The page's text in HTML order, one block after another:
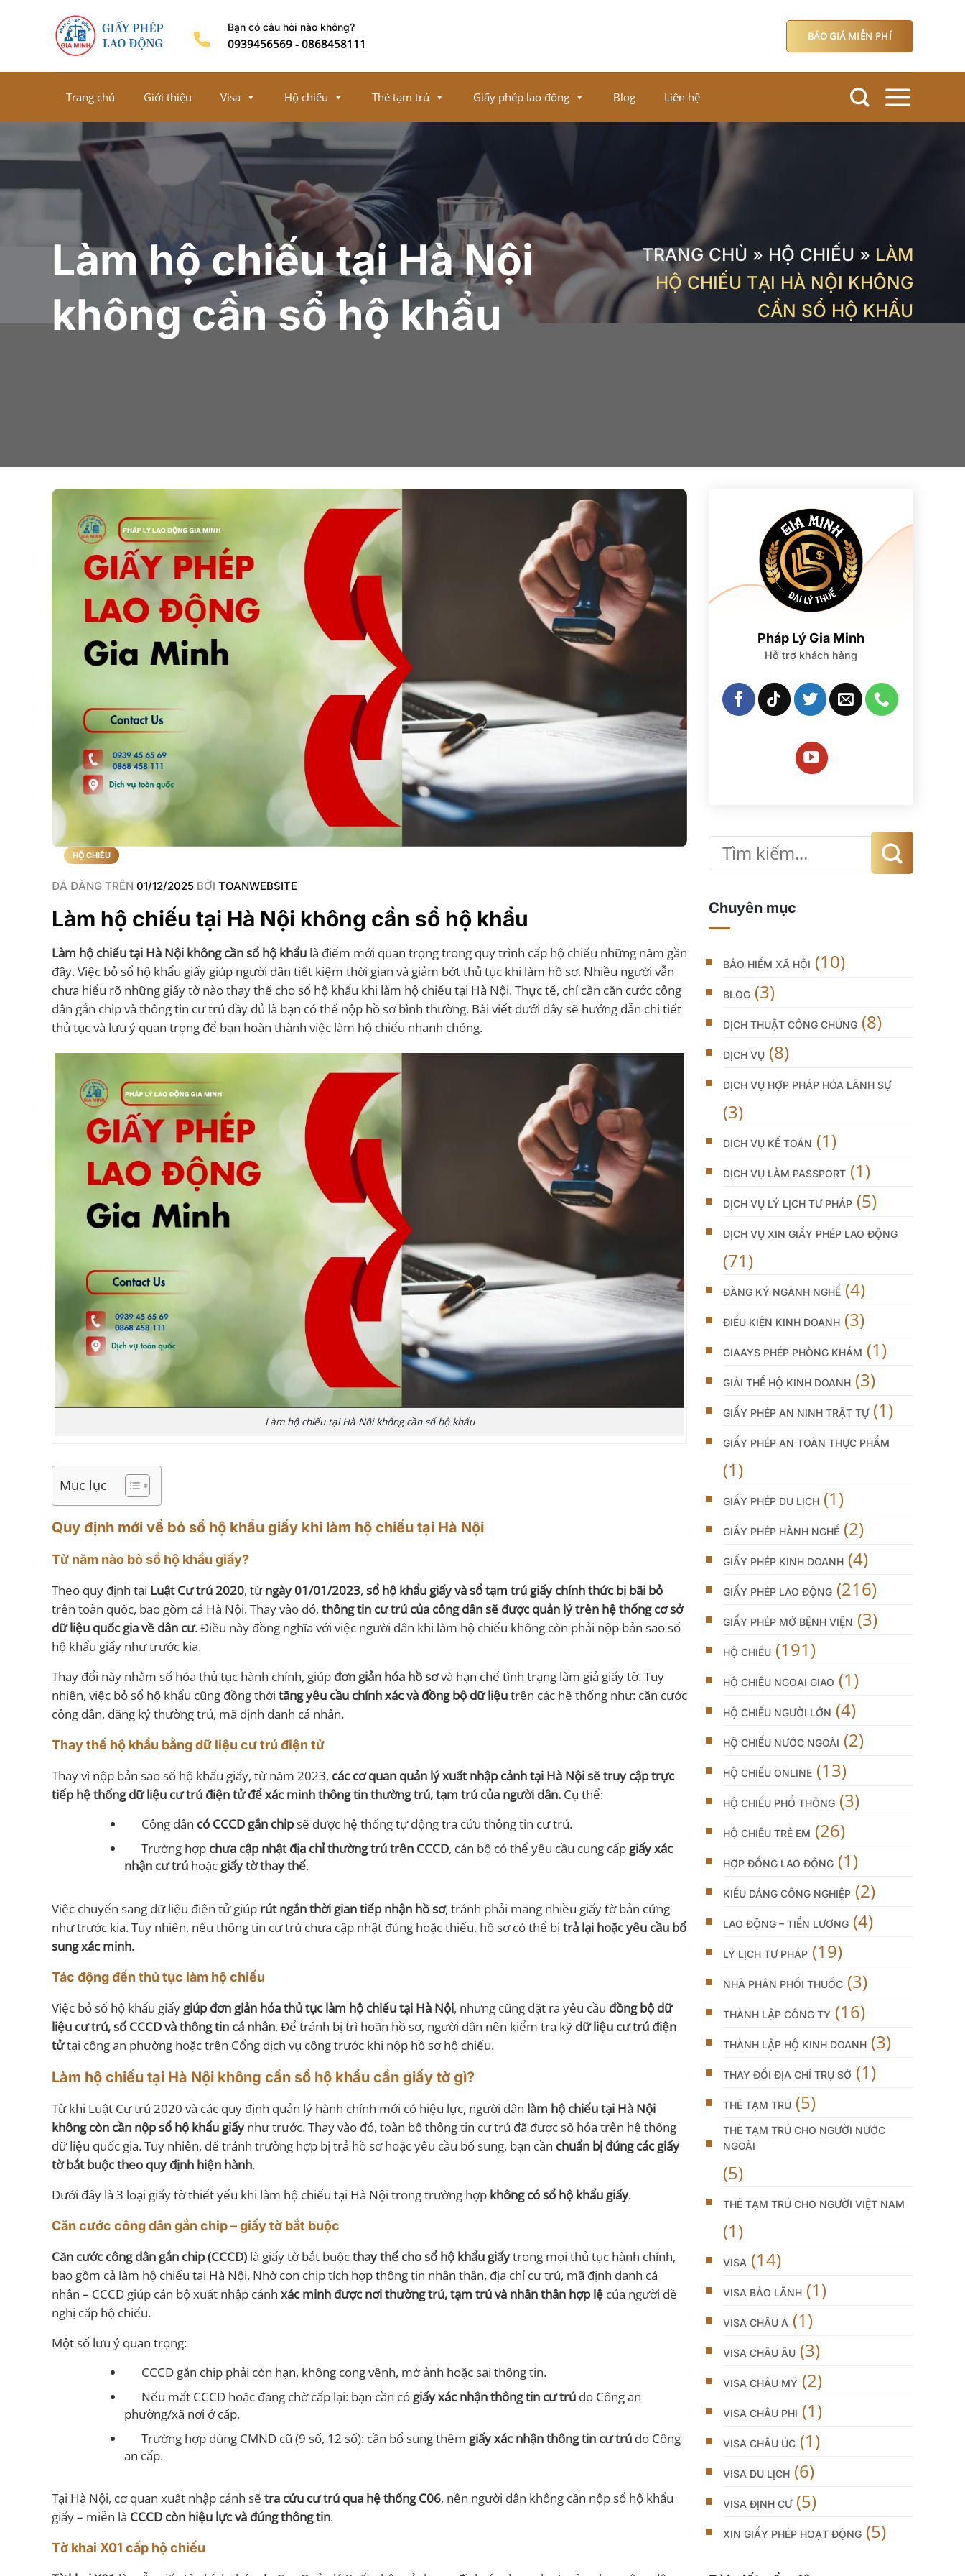
nội
Bạn có câu hỏi nào không?
0939456569-0868458111
BÁO GIÁ MIỄN PHÍ
Trang chủ Giới thiệu Visa Hộ chiếu Thẻ tạm trú Giấy phép lao động Blog Liên hệ
Làm hộ chiếu tại Hà Nội
không cần sổ hộ khẩu
TRANG CHỦ » HỘ CHIẾU » LÀM
HỘ CHIẾU TẠI HÀ NỘI KHÔNG
CẦN SỔ HỘ KHẨU
HỘ CHIẾU
ĐÃ ĐĂNG TRÊN 01/12/2025 BỞI TOANWEBSITE
Làm hộ chiếu tại Hà Nội không cần sổ hộ khẩu
Làm hộ chiếu tại Hà Nội không cần sổ hộ khẩu là điểm mới quan trọng trong quy trình cấp hộ chiếu những năm gần
đây. Việc bỏ sổ hộ khẩu giấy giúp người dân tiết kiệm thời gian và giảm bớt thủ tục khi làm hồ sơ. Nhiều người vẫn
chưa hiểu rõ những giấy tờ nào thay thế cho sổ hộ khẩu khi làm hộ chiếu tại Hà Nội. Thực tế, chỉ cần căn cước công
dân gắn chip và thông tin cư trú đầy đủ là bạn có thể nộp hồ sơ bình thường. Bài viết dưới đây sẽ hướng dẫn chi tiết
thủ tục và lưu ý quan trọng để bạn hoàn thành việc làm hộ chiếu nhanh chóng.
Làm hộ chiếu tại Hà Nội không cần sổ hộ khẩu
Mục lục
Quy định mới về bỏ sổ hộ khẩu giấy khi làm hộ chiếu tại Hà Nội
Từ năm nào bỏ sổ hộ khẩu giấy?
Theo quy định tại Luật Cư trú 2020, từngày 01/01/2023, sổ hộ khẩu giấy và sổ tạm trú giấy chính thức bị bãi bỏ
trên toàn quốc, bao gồm cả Hà Nội. Thay vào đó, thông tin cư trú của công dân sẽ được quản lý trên hệ thống cơ sở
dữ liệu quốc gia về dân cư. Điều này đồng nghĩa với việc người dân khi làm hộ chiếu không còn phải nộp bản sao sổ
hộ khẩu giấy như trước kia.
Thay đổi này nhằm số hóa thủ tục hành chính, giúp đơn giản hóa hồ sơvà hạn chế tình trạng làm giả giấy tờ. Tuy
nhiên, việc bỏ sổ hộ khẩu cũng đồng thời tăng yêu cầu chính xác và đồng bộ dữ liệutrên các hệ thống như: căn cước
công dân, đăng ký thường trú, mã định danh cá nhân.
Thay thế hộ khẩu bằng dữ liệu cư trú điện tử
Thay vì nộp bản sao sổ hộ khẩu giấy, từ năm 2023, các cơ quan quản lý xuất nhập cảnh tại Hà Nội sẽ truy cập trực
tiếp hệ thống dữ liệu cư trú điện tử để xác minh thông tin thường trú, tạm trú của người dân. Cụ thể:
Công dân có CCCD gắn chipsẽ được hệ thống tự động tra cứu thông tin cư trú.
Trường hợp chưa cập nhật địa chỉ thường trú trên CCCD, cán bộ có thể yêu cầu cung cấp giấy xác
nhận cư trú hoặc giấy tờ thay thế.
Việc chuyển sang dữ liệu điện tử giúp rút ngắn thời gian tiếp nhận hồ sơ, tránh phải mang nhiều giấy tờ bản cứng
như trước kia. Tuy nhiên, nếu thông tin cư trú chưa cập nhật đúng hoặc thiếu, hồ sơ có thể bị trả lại hoặc yêu cầu bổ
sung xác minh.
Tác động đến thủ tục làm hộ chiếu
Việc bỏ sổ hộ khẩu giấy giúp đơn giản hóa thủ tục làm hộ chiếu tại Hà Nội, nhưng cũng đặt ra yêu cầu đồng bộ dữ
liệu cư trú, số CCCD và thông tin cá nhân. Để tránh bị trì hoãn hồ sơ, người dân nên kiểm tra kỹ dữ liệu cư trú điện
tửtại công an phường hoặc trên Cổng dịch vụ công trước khi nộp hồ sơ hộ chiếu.
Làm hộ chiếu tại Hà Nội không cần sổ hộ khẩu cần giấy tờ gì?
Từ khi Luật Cư trú 2020 và các quy định quản lý hành chính mới có hiệu lực, người dân làm hộ chiếu tại Hà Nội
không còn cần nộp sổ hộ khẩu giấynhư trước. Thay vào đó, toàn bộ thông tin cư trú đã được số hóa trên hệ thống
dữ liệu quốc gia. Tuy nhiên, để tránh trường hợp bị trả hồ sơ hoặc yêu cầu bổ sung, bạn cần chuẩn bị đúng các giấy
tờ bắt buộc theo quy định hiện hành.
Dưới đây là 3 loại giấy tờ thiết yếu khi làm hộ chiếu tại Hà Nội trong trường hợp không có sổ hộ khẩu giấy.
Căn cước công dân gắn chip – giấy tờ bắt buộc
Căn cước công dân gắn chip (CCCD) là giấy tờ bắt buộcthay thế cho sổ hộ khẩu giấytrong mọi thủ tục hành chính,
bao gồm cả làm hộ chiếu tại Hà Nội. Nhờ con chip tích hợp thông tin nhân thân, địa chỉ cư trú, mã định danh cá
nhân – CCCD giúp cán bộ xuất nhập cảnh xác minh được nơi thường trú, tạm trú và nhân thân hợp lệ của người đề
nghị cấp hộ chiếu.
Một số lưu ý quan trọng:
CCCD gắn chip phải còn hạn, không cong vênh, mờ ảnh hoặc sai thông tin.
Nếu mất CCCD hoặc đang chờ cấp lại: bạn cần có giấy xác nhận thông tin cư trú do Công an
phường/xã nơi ở cấp.
Trường hợp dùng CMND cũ (9 số, 12 số): cần bổ sung thêm giấy xác nhận thông tin cư trú do Công
an cấp.
Tại Hà Nội, cơ quan xuất nhập cảnh sẽ tra cứu cư trú qua hệ thống C06, nên người dân không cần nộp sổ hộ khẩu
giấy – miễn là CCCD còn hiệu lực và đúng thông tin.
Tờ khai X01 cấp hộ chiếu
Pháp Lý Gia Minh
Hỗ trợ khách hàng
Chuyên mục
BẢO HIỂM XÃ HỘI (10)
BLOG (3)
DỊCH THUẬT CÔNG CHỨNG (8)
DỊCH VỤ (8)
DỊCH VỤ HỢP PHÁP HÓA LÃNH SỰ
(3)
DỊCH VỤ KẾ TOÁN (1)
DỊCH VỤ LÀM PASSPORT (1)
DỊCH VỤ LÝ LỊCH TƯ PHÁP (5)
DỊCH VỤ XIN GIẤY PHÉP LAO ĐỘNG
(71)
ĐĂNG KÝ NGÀNH NGHỀ (4)
ĐIỀU KIỆN KINH DOANH (3)
GIAAYS PHÉP PHÒNG KHÁM (1)
GIẢI THỂ HỘ KINH DOANH (3)
GIẤY PHÉP AN NINH TRẬT TỰ(1)
GIẤY PHÉP AN TOÀN THỰC PHẨM
(1)
GIẤY PHÉP DU LỊCH (1)
GIẤY PHÉP HÀNH NGHỀ (2)
GIẤY PHÉP KINH DOANH (4)
GIẤY PHÉP LAO ĐỘNG (216)
GIẤY PHÉP MỞ BỆNH VIỆN (3)
HỘ CHIẾU (191)
HỘ CHIẾU NGOẠI GIAO (1)
HỘ CHIẾU NGƯỜI LỚN (4)
HỘ CHIẾU NƯỚC NGOÀI (2)
HỘ CHIẾU ONLINE (13)
HỘ CHIẾU PHỔ THÔNG (3)
HỘ CHIẾU TRẺ EM (26)
HỢP ĐỒNG LAO ĐỘNG (1)
KIỂU DÁNG CÔNG NGHIỆP (2)
LAO ĐỘNG – TIỀN LƯƠNG (4)
LÝ LỊCH TƯ PHÁP (19)
NHÀ PHÂN PHỐI THUỐC (3)
THÀNH LẬP CÔNG TY (16)
THÀNH LẬP HỘ KINH DOANH (3)
THAY ĐỔI ĐỊA CHỈ TRỤ SỞ (1)
THẺ TẠM TRÚ (5)
THẺ TẠM TRÚ CHO NGƯỜI NƯỚC
NGOÀI
(5)
THẺ TẠM TRÚ CHO NGƯỜI VIỆT NAM
(1)
VISA (14)
VISA BẢO LÃNH (1)
VISA CHÂU Á (1)
VISA CHÂU ÂU (3)
VISA CHÂU MỸ (2)
VISA CHÂU PHI (1)
VISA CHÂU ÚC (1)
VISA DU LỊCH (6)
VISA ĐỊNH CƯ(5)
XIN GIẤY PHÉP HOẠT ĐỘNG (5)